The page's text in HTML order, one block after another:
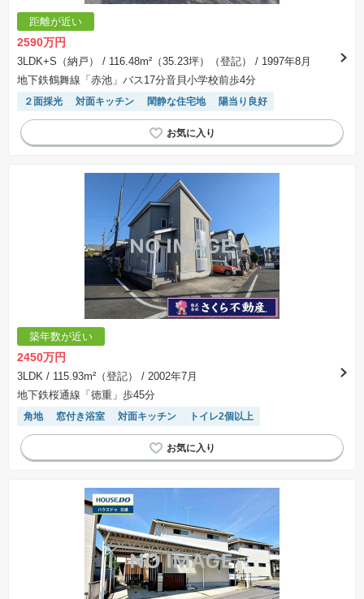
距離が近い
2590万円
3LDK+S（納戸） / 116.48m²（35.23坪）（登記）
/ 1997年8月
地下鉄鶴舞線「赤池」バス17分音貝小学校前歩4分
２面採光 対面キッチン 閑静な住宅地 陽当り良好
築年数が近い
2450万円
3LDK / 115.93m²（登記）
/ 2002年7月
地下鉄桜通線「徳重」歩45分
角地 窓付き浴室 対面キッチン トイレ2個以上